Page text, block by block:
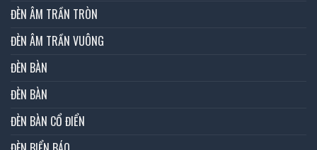
ĐÈN ÂM TRẦN TRÒN
ĐÈN ÂM TRẦN VUÔNG
ĐÈN BÀN
ĐÈN BÀN
ĐÈN BÀN CỔ ĐIỂN